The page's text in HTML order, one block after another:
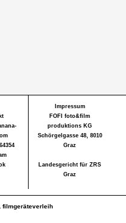
Impressum
FOFI foto&film
produktions KG
Schörgelgasse 48, 8010
Graz
Landesgericht für ZRS
Graz
filmgeräteverleih